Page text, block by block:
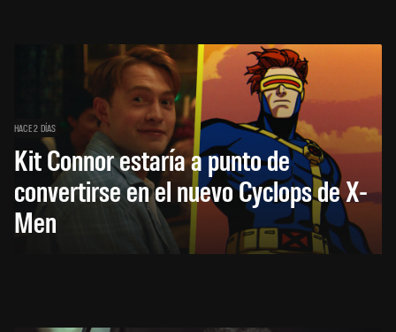
HACE 2 DÍAS
Kit Connor estaría a punto de
convertirse en el nuevo Cyclops de X-
Men